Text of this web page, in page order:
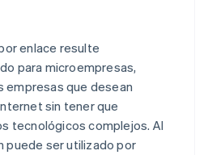
enlace resulte
para microempresas,
empresas que desean
sin tener que
tecnológicos complejos. Al
puede ser utilizado por